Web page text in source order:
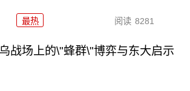
最热 阅读 8281
战场上的\"蜂群\"博弈与东大启示